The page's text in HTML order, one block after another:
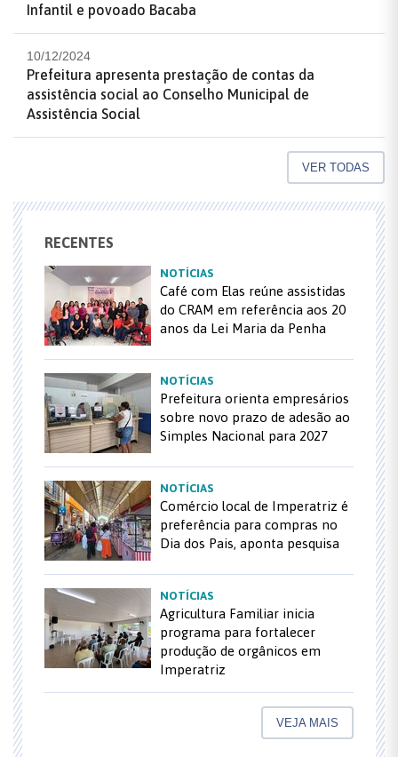
Infantil e povoado Bacaba
10/12/2024
Prefeitura apresenta prestação de contas da
assistência social ao Conselho Municipal de
Assistência Social
VER TODAS
RECENTES
NOTÍCIAS
Café com Elas reúne assistidas
do CRAM em referência aos 20
anos da Lei Maria da Penha
NOTÍCIAS
Prefeitura orienta empresários
sobre novo prazo de adesão ao
Simples Nacional para 2027
NOTÍCIAS
Comércio local de Imperatriz é
preferência para compras no
Dia dos Pais, aponta pesquisa
NOTÍCIAS
Agricultura Familiar inicia
programa para fortalecer
produção de orgânicos em
Imperatriz
VEJA MAIS